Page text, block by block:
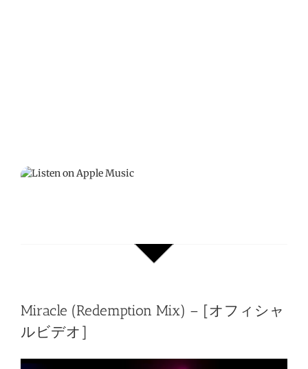
Miracle (Redemption Mix) – [オフィシャ
ルビデオ]